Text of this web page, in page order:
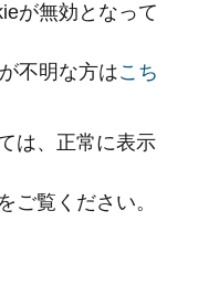
が無効となって
不明な方はこち
は、正常に表示
をご覧ください。